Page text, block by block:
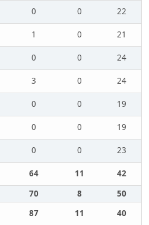
0 0
22
1 0
21
0 0
24
3 0
24
0 0
19
0 0
19
0 0
23
64 11
42
70 8
50
87 11
40